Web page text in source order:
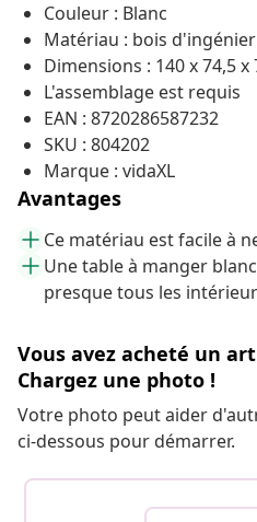
Couleur : Blanc
Matériau : bois
Dimensions : 140 x 74,5 x
L'assemblage est requis
EAN : 8720286587232
SKU : 804202
Marque : vidaXL
Avantages
Ce matériau est facile à
Une table à manger
presque tous les
Vous avez acheté un
Chargez une photo !
Votre photo peut aider
ci-dessous pour démarrer.